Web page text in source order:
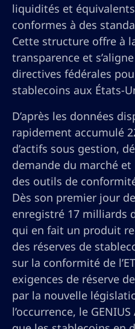
liquidités et
conformes à des
Cette structure offre à
transparence et
directives fédérales
stablecoins aux États-
D’après les données
rapidement accumulé
d’actifs sous gestion,
demande du marché
des outils de
Dès son premier jour
enregistré 17 milliards
qui en fait un produit
des réserves de
sur la conformité de
exigences de réserve
par la nouvelle
l’occurrence, le